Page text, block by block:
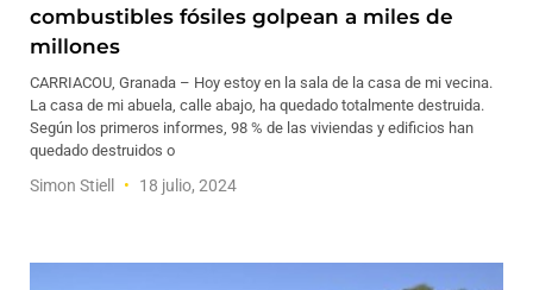
combustibles fósiles golpean a miles de
millones
CARRIACOU, Granada – Hoy estoy en la sala de la casa de mi vecina.
La casa de mi abuela, calle abajo, ha quedado totalmente destruida.
Según los primeros informes, 98 % de las viviendas y edificios han
quedado destruidos o
Simon Stiell 18 julio, 2024